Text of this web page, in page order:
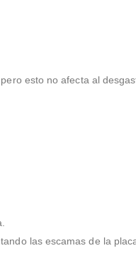
esto no afecta al
las escamas de la